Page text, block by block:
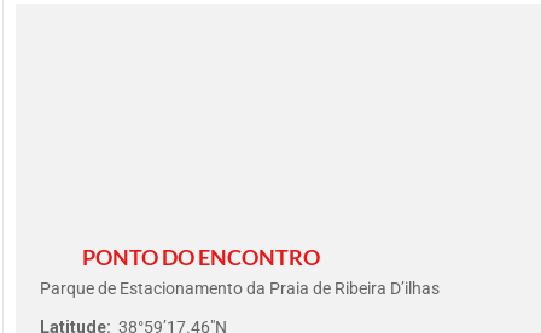
PONTO DO ENCONTRO
Parque de Estacionamento da Praia de Ribeira D’ilhas
Latitude: 38°59’17.46″N